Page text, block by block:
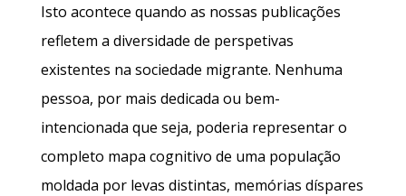
Isto acontece quando as nossas publicações
refletem a diversidade de perspetivas
existentes na sociedade migrante. Nenhuma
pessoa, por mais dedicada ou bem-
intencionada que seja, poderia representar o
completo mapa cognitivo de uma população
moldada por levas distintas, memórias díspares